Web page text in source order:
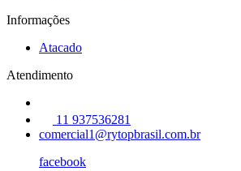
Informações
Atacado
Atendimento
11 937536281
comercial1@rytopbrasil.com.br
facebook